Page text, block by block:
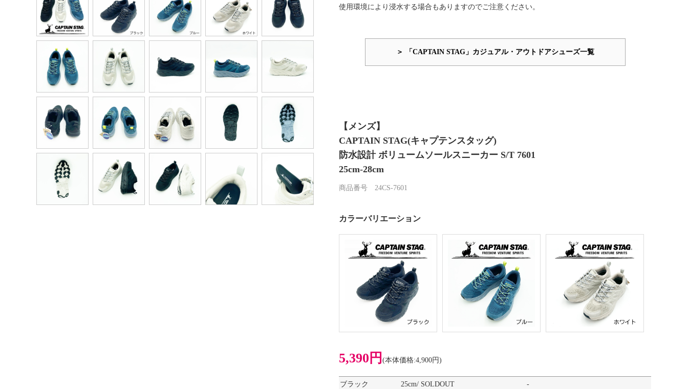
使用環境により浸水する場合もありますのでご注意ください。
＞ 「CAPTAIN STAG」カジュアル・アウトドアシューズ一覧
【メンズ】
CAPTAIN STAG(キャプテンスタッグ)
防水設計 ボリュームソールスニーカー S/T 7601
25cm-28cm
商品番号 24CS-7601
カラーバリエーション
5,390円 (本体価格:4,900円)
ブラック 25cm/ SOLDOUT
-